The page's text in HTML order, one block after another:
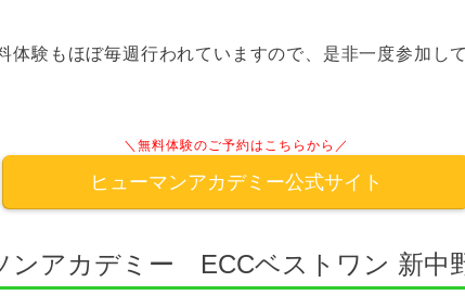
体験もほぼ毎週行われていますので、是非一度参加し
＼無料体験のご予約はこちらから／
ヒューマンアカデミー公式サイト
ンアカデミー ECCベストワン 新中